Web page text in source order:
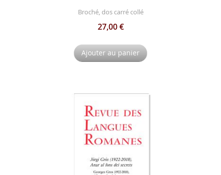
Broché, dos carré collé
27,00 €
Ajouter au panier